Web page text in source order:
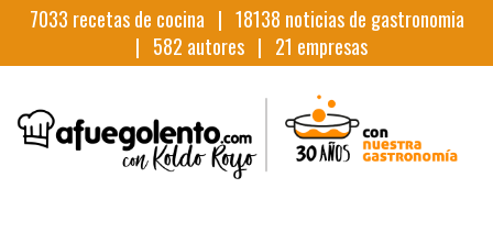
7033 recetas de cocina | 18138 noticias de gastronomia
| 582 autores | 21 empresas